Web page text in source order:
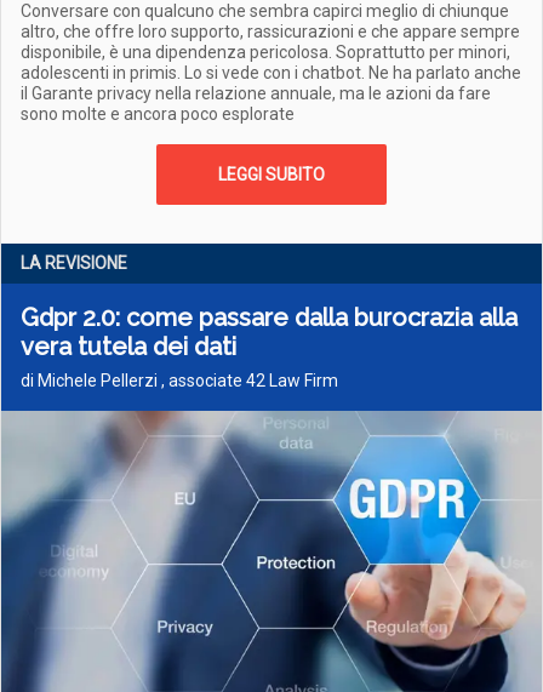
Conversare con qualcuno che sembra capirci meglio di chiunque
altro, che offre loro supporto, rassicurazioni e che appare sempre
disponibile, è una dipendenza pericolosa. Soprattutto per minori,
adolescenti in primis. Lo si vede con i chatbot. Ne ha parlato anche
il Garante privacy nella relazione annuale, ma le azioni da fare
sono molte e ancora poco esplorate
LEGGI SUBITO
LA REVISIONE
Gdpr 2.0: come passare dalla burocrazia alla
vera tutela dei dati
di Michele Pellerzi , associate 42 Law Firm